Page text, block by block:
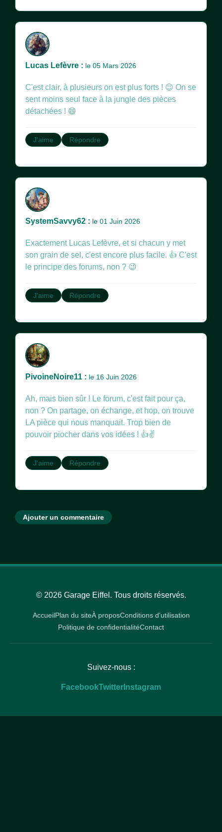
Lucas Lefèvre : le 05 Mars 2026
C'est clair, à plusieurs on est plus forts ! 😉 On se
sent moins seul face à la jungle des pièces
détachées ! 😄
J'aime Répondre
SystemSavvy62 : le 01 Juin 2026
Exactement Lucas Lefèvre, et si chacun y met
son grain de sel, c'est encore plus facile. 👍 C'est
le principe des forums, non ? 😉
J'aime Répondre
PivoineNoire11 : le 16 Juin 2026
Ah, mais bien sûr ! Le forum, c'est fait pour ça,
non ? On partage, on échange, et hop, on trouve
LA pièce qui nous manquait. Trop bien de
pouvoir piocher dans vos idées ! 👍✌️
J'aime Répondre
Ajouter un commentaire
© 2026 Garage Eiffel. Tous droits réservés.
AccueilPlan du siteÀ proposConditions d'utilisation
Politique de confidentialitéContact
Suivez-nous :
FacebookTwitter Instagram